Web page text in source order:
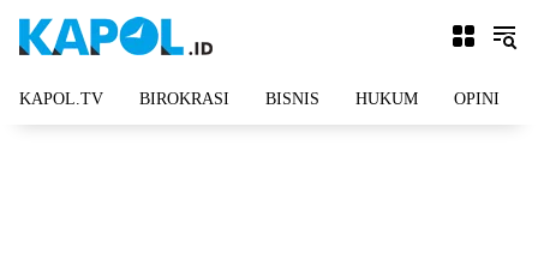
KAPOL.TV BIROKRASI BISNIS HUKUM OPINI